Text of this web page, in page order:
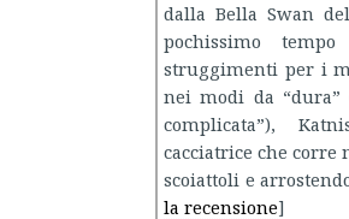
dalla Bella Swan
pochissimo
struggimenti per i
nei modi da “dura”
complicata”),
cacciatrice che corre
scoiattoli e
la recensione]